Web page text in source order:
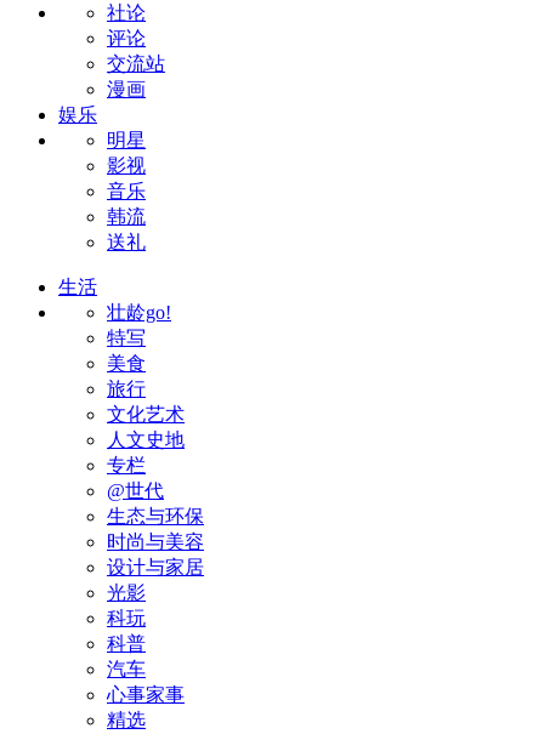
社论
评论
交流站
漫画
娱乐
明星
影视
音乐
韩流
送礼
生活
壮龄go!
特写
美食
旅行
文化艺术
人文史地
专栏
@世代
生态与环保
时尚与美容
设计与家居
光影
科玩
科普
汽车
心事家事
精选